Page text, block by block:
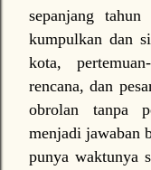
sepanjang
kumpulkan dan
kota,
rencana, dan
obrolan tanpa
menjadi jawaban
punya waktunya